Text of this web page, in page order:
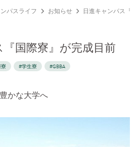
パスライフ お知らせ 日進キャンパス『
国際寮』が完成目前
寮 #学生寮 #GBBA
かな大学へ